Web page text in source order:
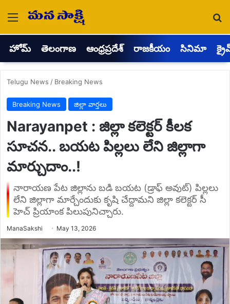
Menu
హోమ్ తెలంగాణ ఆంధ్రప్రదేశ్ రాజకీయం సినిమా
Telugu News / Breaking News
Breaking News జిల్లా వార్తలు
Narayanpet : జిల్లా కలెక్టర్ కీలక
సూచన.. బయట పిల్లలు లేని జిల్లాగా
మార్చుదాం..!
నారాయణ పేట జిల్లాను బడి బయట (డ్రాఫ్ అవుట్) పిల్లలు
లేని జిల్లాగా మార్చేందుకు కృషి చేద్దామని జిల్లా కలెక్టర్ సీ
హెచ్ ప్రియాంక పిలుపునిచ్చారు.
ManaSakshi Send
email
May 13, 2026